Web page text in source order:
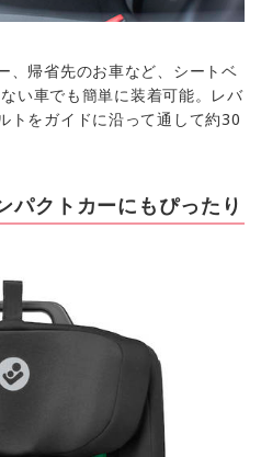
、帰省先のお車など、シートベ
い車でも簡単に装着可能。レバ
トをガイドに沿って通して約30
パクトカーにもぴったり